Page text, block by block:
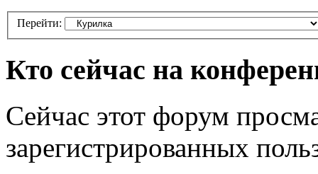
Перейти:
Кто сейчас на
Сейчас этот форум
зарегистрированных